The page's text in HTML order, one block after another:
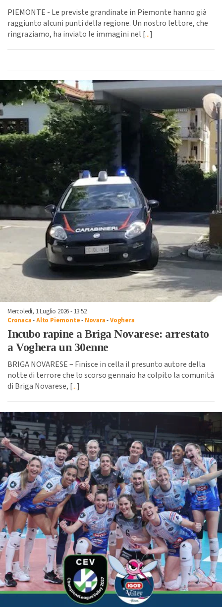
PIEMONTE - Le previste grandinate in Piemonte hanno già
raggiunto alcuni punti della regione. Un nostro lettore, che
ringraziamo, ha inviato le immagini nel [...]
Mercoledì, 1 Luglio 2026 - 13:52
Cronaca-Alto Piemonte- Novara-Voghera
Incubo rapine a Briga Novarese: arrestato
a Voghera un 30enne
BRIGA NOVARESE – Finisce in cella il presunto autore della
notte di terrore che lo scorso gennaio ha colpito la comunità
di Briga Novarese, [...]